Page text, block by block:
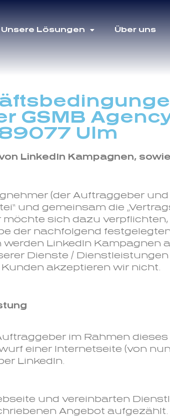
Unsere Lösungen Über uns
GSMB
Ulm
LinkedIn Kampagnen,
(der Auftraggeber
und gemeinsam die
sich dazu
der nachfolgend
LinkedIn Kampagnen
Dienste /
akzeptieren wir nicht.
im Rahmen
einer Internetseite (von
LinkedIn.
und vereinbarten
Angebot